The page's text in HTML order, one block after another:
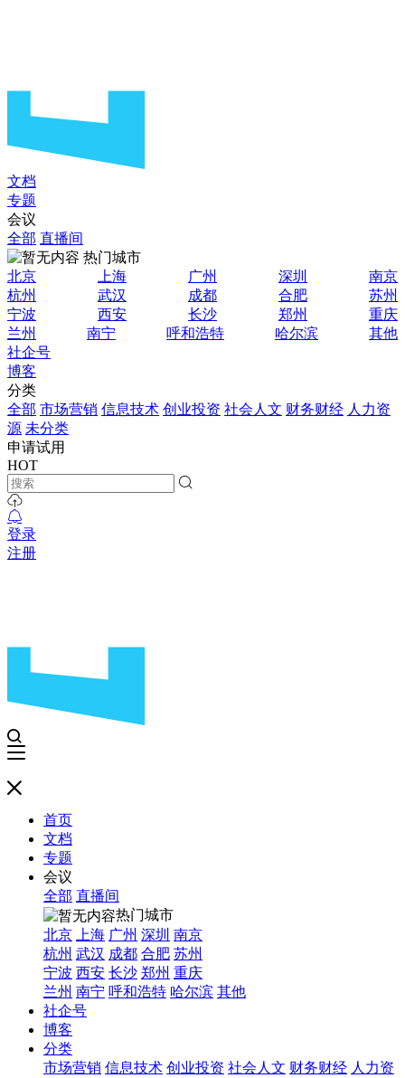
文档
专题
会议
全部 直播间
热门城市
北京
上海 广州 深圳
南京
杭州
武汉 成都 合肥
苏州
宁波
西安 长沙 郑州
重庆
兰州
南宁 呼和浩特 哈尔滨
其他
社企号
博客
分类
全部 市场营销 信息技术 创业投资 社会人文 财务财经 人力资
源 未分类
申请试用
HOT
登录
注册
首页
文档
专题
会议
全部 直播间
热门城市
北京
上海 广州 深圳 南京
杭州 武汉 成都 合肥 苏州
宁波 西安 长沙 郑州 重庆
兰州 南宁 呼和浩特 哈尔滨 其他
社企号
博客
分类
市场营销 信息技术 创业投资 社会人文 财务财经 人力资